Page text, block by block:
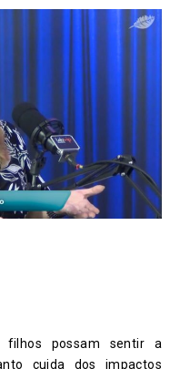
possam sentir a
cuida dos impactos